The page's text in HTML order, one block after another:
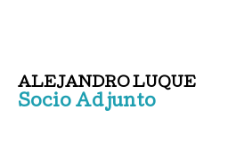
ALEJANDRO LUQUE
Socio Adjunto